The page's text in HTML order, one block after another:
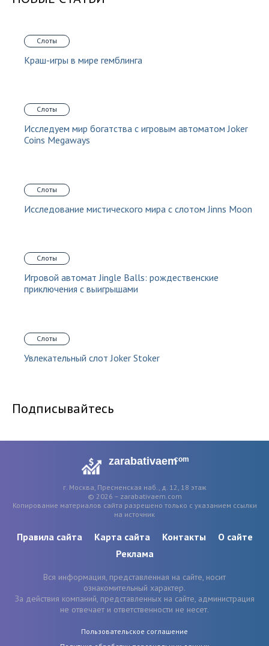
Слоты
Краш-игры в мире гемблинга
Слоты
Исследуем мир богатства с игровым автоматом Joker
Coins Megaways
Слоты
Исследование мистического мира с слотом Jinns Moon
Слоты
Игровой автомат Jingle Balls: рождественские
приключения с выигрышами
Слоты
Увлекательный слот Joker Stoker
Подписывайтесь
zarabativaemcom
г. Москва, Пресненская наб., д. 12, 18 этаж
© 2026 – zarabativaem.com
Копирование материалов сайта разрешено только с указанием ссылки
на источник
Правила сайта Карта сайта Контакты
О сайте
Реклама
Вся информация, представленная на сайте, носит
ознакомительный характер.
За действия компаний, представленных на сайте, администрация
не отвечает и ответственности не несет.
Пользовательское соглашение